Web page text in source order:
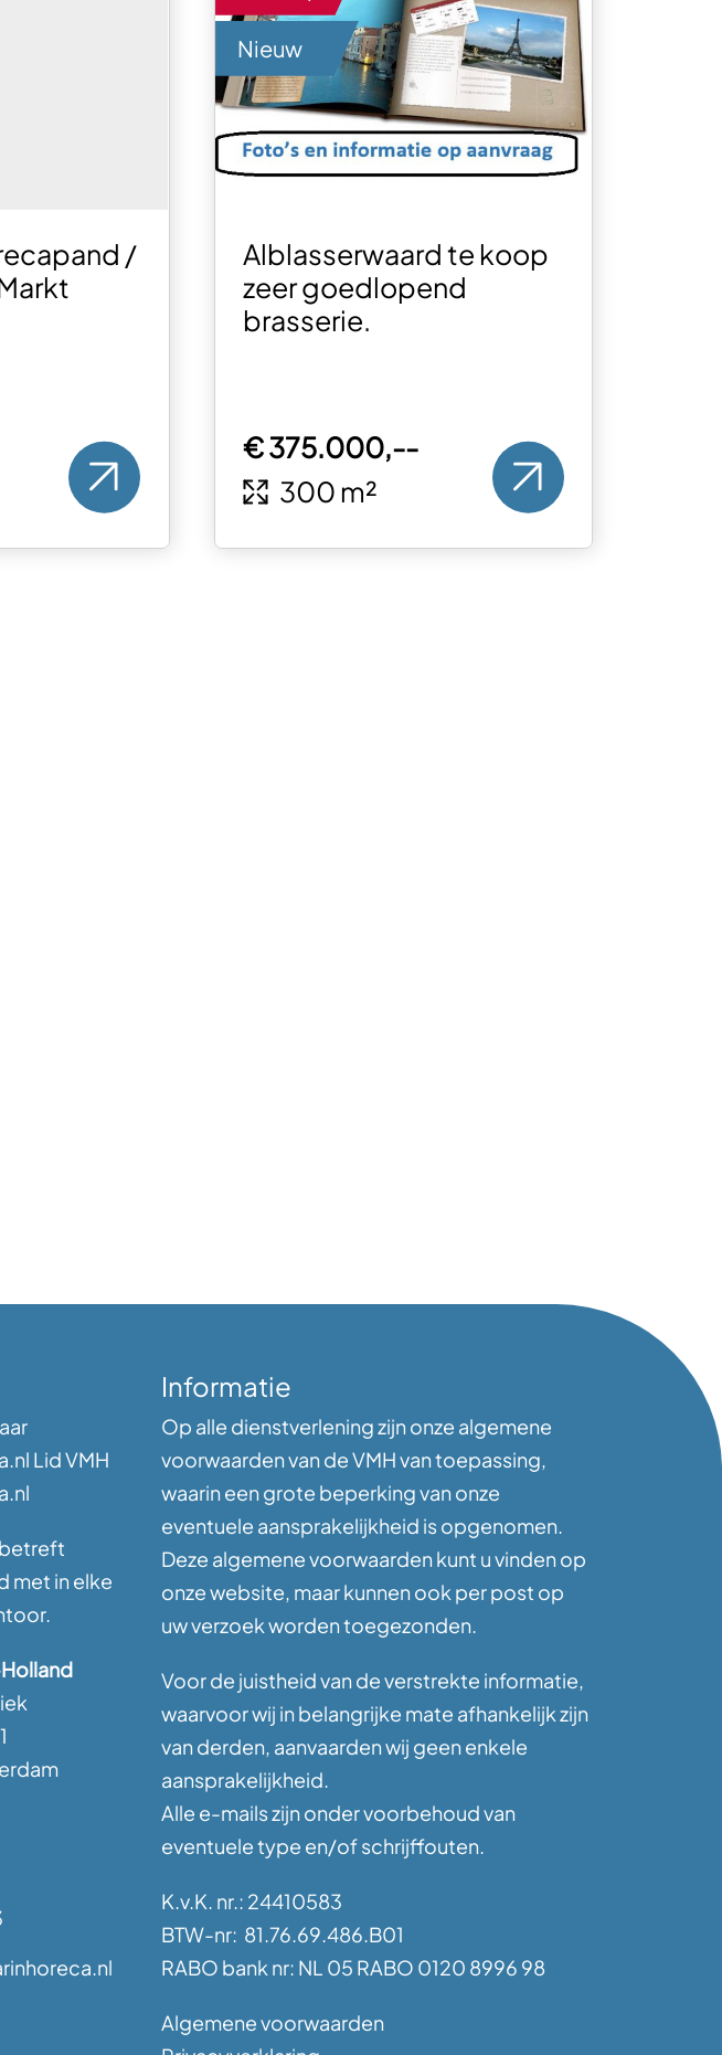
/
Nieuw
Alblasserwaard te koop
zeer goedlopend
brasserie.
€ 375.000,--
300 m²
Lid VMH
met in elke
Informatie
Op alle dienstverlening zijn onze algemene
voorwaarden van de VMH van toepassing,
waarin een grote beperking van onze
eventuele aansprakelijkheid is opgenomen.
Deze algemene voorwaarden kunt u vinden op
onze website, maar kunnen ook per post op
uw verzoek worden toegezonden.
Voor de juistheid van de verstrekte informatie,
waarvoor wij in belangrijke mate afhankelijk zijn
van derden, aanvaarden wij geen enkele
aansprakelijkheid.
Alle e-mails zijn onder voorbehoud van
eventuele type en/of schrijffouten.
K.v.K. nr.: 24410583
BTW-nr: 81.76.69.486.B01
RABO bank nr: NL 05 RABO 0120 8996 98
Algemene voorwaarden